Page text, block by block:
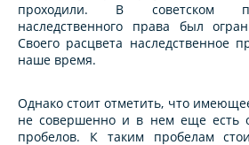
проходили. В советском
наследственного права был
Своего расцвета наследственное
наше время.
Однако стоит отметить, что
не совершенно и в нем еще есть
пробелов. К таким пробелам